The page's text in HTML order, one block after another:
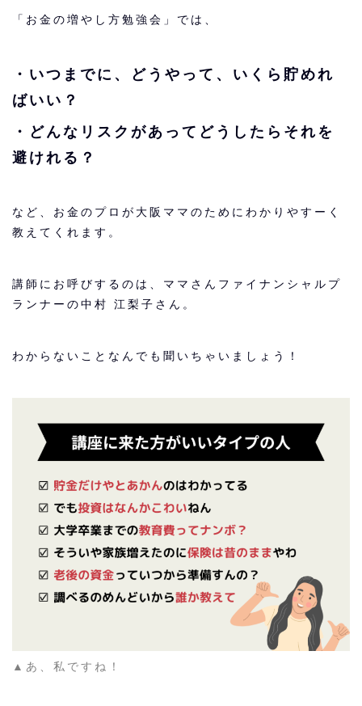
「お金の増やし方勉強会」では、
・いつまでに、どうやって、いくら貯めれ
ばいい？
・どんなリスクがあってどうしたらそれを
避けれる？
など、お金のプロが大阪ママのためにわかりやすーく
教えてくれます。
講師にお呼びするのは、ママさんファイナンシャルプ
ランナーの中村 江梨子さん。
わからないことなんでも聞いちゃいましょう！
▲あ、私ですね！